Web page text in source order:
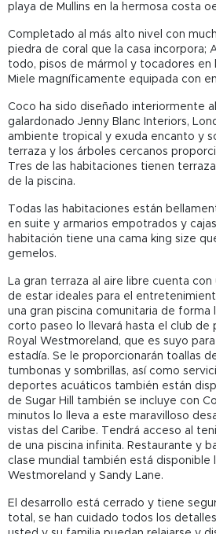
playa de Mullins en la hermosa costa
Completado al más alto nivel con
piedra de coral que la casa incorpora;
todo, pisos de mármol y tocadores en
Miele magníficamente equipada con
Coco ha sido diseñado interiormente
galardonado Jenny Blanc Interiors,
ambiente tropical y exuda encanto y
terraza y los árboles cercanos
Tres de las habitaciones tienen
de la piscina.
Todas las habitaciones están
en suite y armarios empotrados y
habitación tiene una cama king size
gemelos.
La gran terraza al aire libre cuenta
de estar ideales para el
una gran piscina comunitaria de forma
corto paseo lo llevará hasta el club de
Royal Westmoreland, que es suyo
estadía. Se le proporcionarán toallas
tumbonas y sombrillas, así como
deportes acuáticos también están
de Sugar Hill también se incluye con
minutos lo lleva a este maravilloso
vistas del Caribe. Tendrá acceso al
de una piscina infinita. Restaurante y
clase mundial también está disponible
Westmoreland y Sandy Lane.
El desarrollo está cerrado y tiene
total, se han cuidado todos los